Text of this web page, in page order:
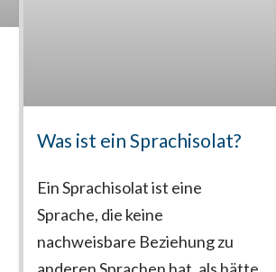
Was ist ein Sprachisolat?
Ein Sprachisolat ist eine
Sprache, die keine
nachweisbare Beziehung zu